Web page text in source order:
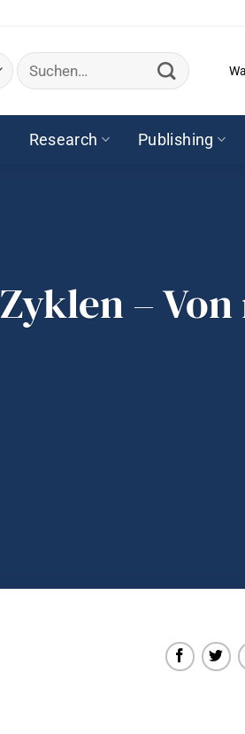
Suchen
nach:
Research Publishing
Zyklen –